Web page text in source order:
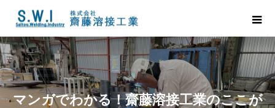
マンガでわかる！齋藤溶接工業のここが